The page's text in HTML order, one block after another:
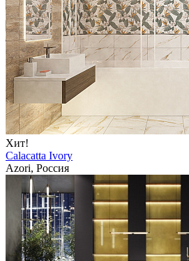
Хит!
Calacatta Ivory
Azori, Россия